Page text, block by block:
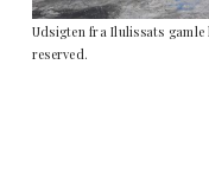
Udsigten fra Ilulissats
reserved.